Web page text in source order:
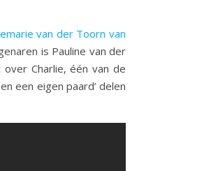
van der Toorn van
is Pauline van der
Charlie, één van de
een eigen paard’ delen